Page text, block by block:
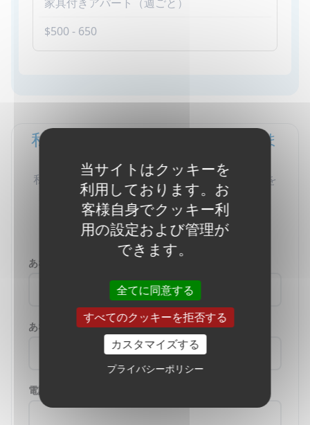
$500 - 650
私たちは助けるためにここにいま
す
私たちはあなたがトロントで適切な英語コースを
選ぶための知識と自信を持つためにここにいま
す。
あなたの名前は何ですか？
あなたのメール:
電話番号:
当サイトはクッキーを
利用しております。お
客様自身でクッキー利
用の設定および管理が
できます。
全てに同意する
すべてのクッキーを拒否する
カスタマイズする
プライバシーポリシー